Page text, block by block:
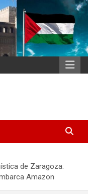
de Zaragoza:
Amazon